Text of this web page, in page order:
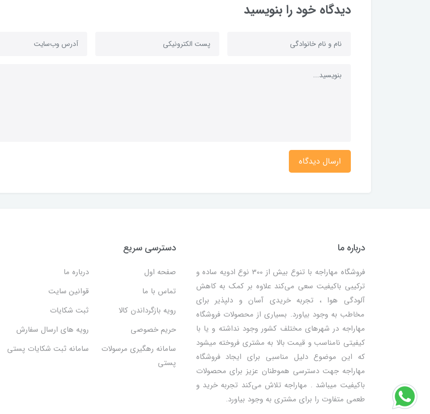
دیدگاه خود را بنویسید
ارسال دیدگاه
درباره ما
فروشگاه مهاراجه با تنوع بیش از 300 نوع ادویه ساده و
ترکیبی باکیفیت سعی می‌کند علاوه بر کمک به کاهش
آلودگی هوا ، تجربه خریدی آسان و دلپذیر برای
مخاطب به وجود بیاورد. بسیاری از محصولات فروشگاه
مهاراجه در شهرهای مختلف کشور وجود نداشته و یا با
کیفیتی نامناسب و قیمت بالا به مشتری فروخته میشود
که این موضوع دلیل مناسبی برای ایجاد فروشگاه
مهاراجه جهت دسترسی هموطنان عزیز برای محصولات
باکیفیت میباشد . مهاراجه تلاش می‌کند تجربه خرید و
طعمی متفاوت را برای مشتری به وجود بیاورد.
دسترسی سریع
صفحه اول
درباره ما
تماس با ما
قوانین سایت
رویه بازگرداندن کالا
ثبت شکایات
حریم خصوصی
رویه های ارسال سفارش
سامانه رهگیری مرسولات
پستی
سامانه ثبت شکایات پستی